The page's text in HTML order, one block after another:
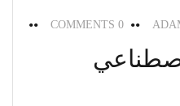
0 COMMENTS